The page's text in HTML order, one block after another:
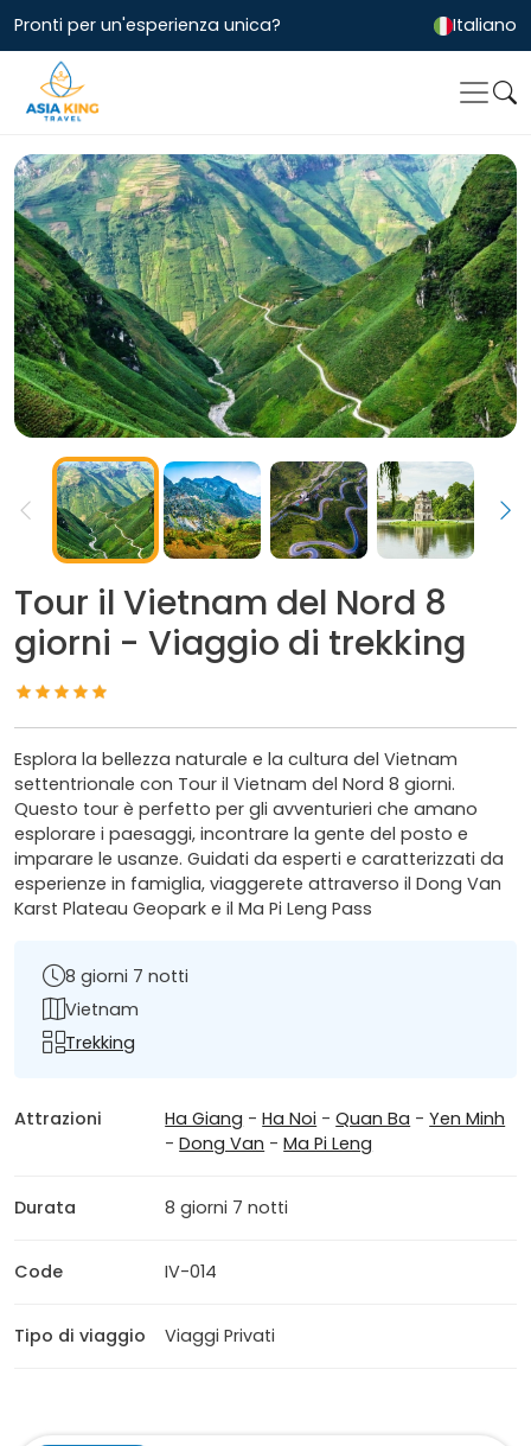
Pronti per un'esperienza unica? Italiano
Tour il Vietnam del Nord 8
giorni - Viaggio di trekking
Esplora la bellezza naturale e la cultura del Vietnam
settentrionale con Tour il Vietnam del Nord 8 giorni.
Questo tour è perfetto per gli avventurieri che amano
esplorare i paesaggi, incontrare la gente del posto e
imparare le usanze. Guidati da esperti e caratterizzati da
esperienze in famiglia, viaggerete attraverso il Dong Van
Karst Plateau Geopark e il Ma Pi Leng Pass
8 giorni 7 notti
Vietnam
Trekking
Attrazioni Ha Giang -Ha Noi -Quan Ba -Yen Minh
-Dong Van -Ma Pi Leng
Durata 8 giorni 7 notti
Code IV-014
Tipo di viaggio Viaggi Privati